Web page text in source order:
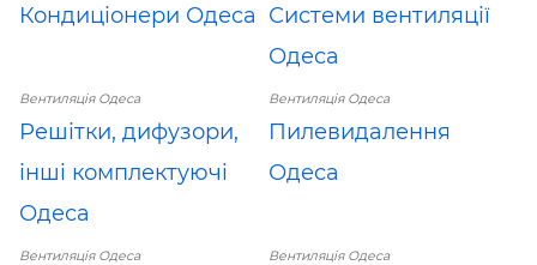
Кондиціонери Одеса Системи вентиляції
Одеса
Вентиляція Одеса
Решітки, дифузори,
інші комплектуючі
Одеса
Вентиляція Одеса
Пилевидалення
Одеса
Вентиляція Одеса Вентиляція Одеса